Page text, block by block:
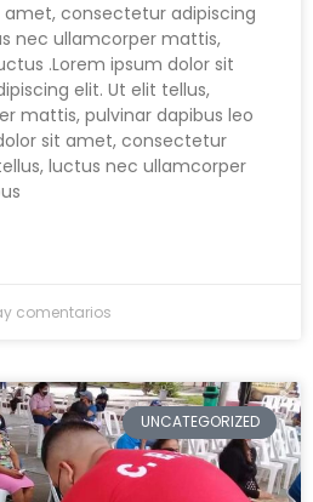
amet, consectetur adipiscing
nec ullamcorper mattis,
.Lorem ipsum dolor sit
elit. Ut elit tellus,
mattis, pulvinar dapibus leo
sit amet, consectetur
luctus nec ullamcorper
comentarios
UNCATEGORIZED